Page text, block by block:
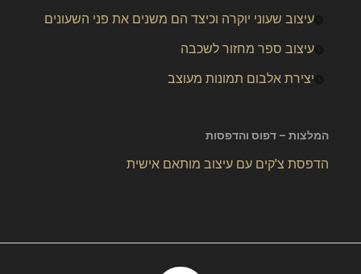
עיצוב שעוני יוקרה וכיצד הם משנים את פני השעונים
עיצוב ספר מחזור לשכבה
יצירת אלבום תמונות מעוצב
המלצות – דפוס והדפסות
הדפסת צ'קים עם עיצוב מותאם אישית